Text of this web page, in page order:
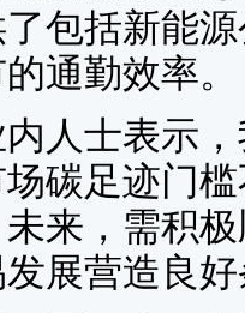
包括新能
通勤效率。
士表示，
碳足迹门
来，需积
展营造良